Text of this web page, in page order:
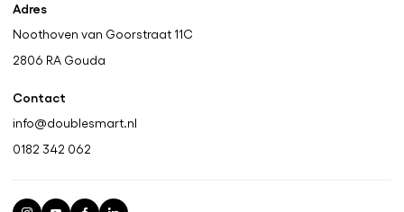
Adres
Noothoven van Goorstraat 11C
2806 RA Gouda
Contact
info@doublesmart.nl
0182 342 062